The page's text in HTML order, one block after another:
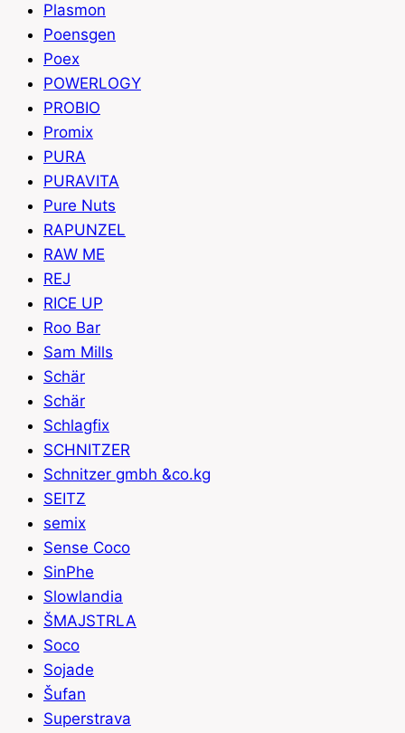
Plasmon
Poensgen
Poex
POWERLOGY
PROBIO
Promix
PURA
PURAVITA
Pure Nuts
RAPUNZEL
RAW ME
REJ
RICE UP
Roo Bar
Sam Mills
Schär
Schär
Schlagfix
SCHNITZER
Schnitzer gmbh &co.kg
SEITZ
semix
Sense Coco
SinPhe
Slowlandia
ŠMAJSTRLA
Soco
Sojade
Šufan
Superstrava